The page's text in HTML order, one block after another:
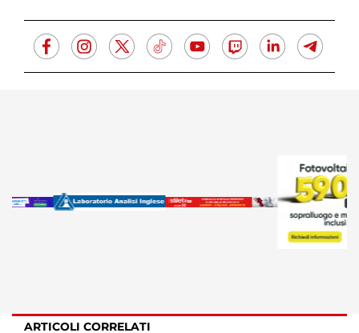
ARTICOLI CORRELATI